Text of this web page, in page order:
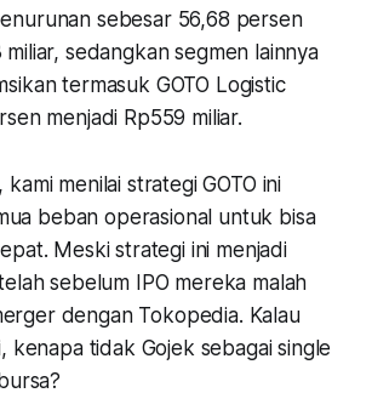
sebesar 56,68 persen
sedangkan segmen lainnya
termasuk GOTO Logistic
menjadi Rp559 miliar.
menilai strategi GOTO ini
beban operasional untuk bisa
Meski strategi ini menjadi
sebelum IPO mereka malah
dengan Tokopedia. Kalau
kenapa tidak Gojek sebagai single